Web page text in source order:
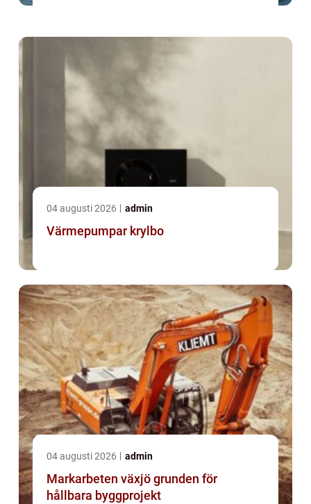
04 augusti 2026 admin
Värmepumpar krylbo
04 augusti 2026 admin
Markarbeten växjö grunden för
hållbara byggprojekt